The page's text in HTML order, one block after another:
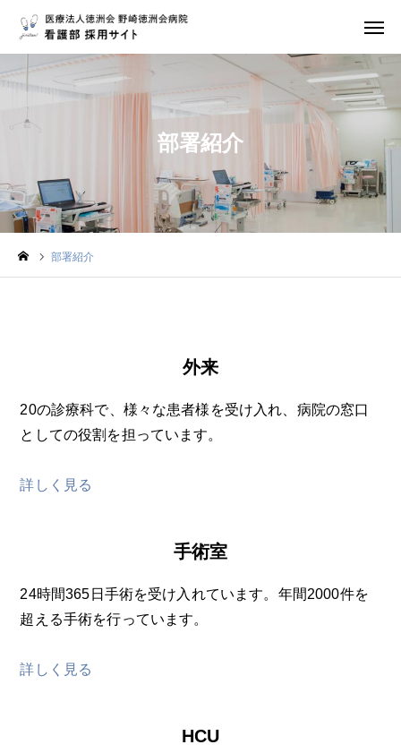
部署紹介
部署紹介
外来
20の診療科で、様々な患者様を受け入れ、病院の窓口
としての役割を担っています。
詳しく見る
手術室
24時間365日手術を受け入れています。年間2000件を
超える手術を行っています。
詳しく見る
HCU
応募・問合せ・資料請求 地図・アクセス
トップページ
研修制度
先輩の声